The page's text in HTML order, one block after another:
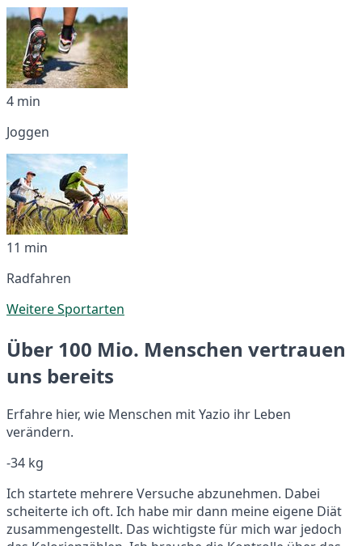
4 min
Joggen
11 min
Radfahren
Weitere Sportarten
Über 100 Mio. Menschen vertrauen
uns bereits
Erfahre hier, wie Menschen mit Yazio ihr Leben
verändern.
-34 kg
Ich startete mehrere Versuche abzunehmen. Dabei
scheiterte ich oft. Ich habe mir dann meine eigene Diät
zusammengestellt. Das wichtigste für mich war jedoch